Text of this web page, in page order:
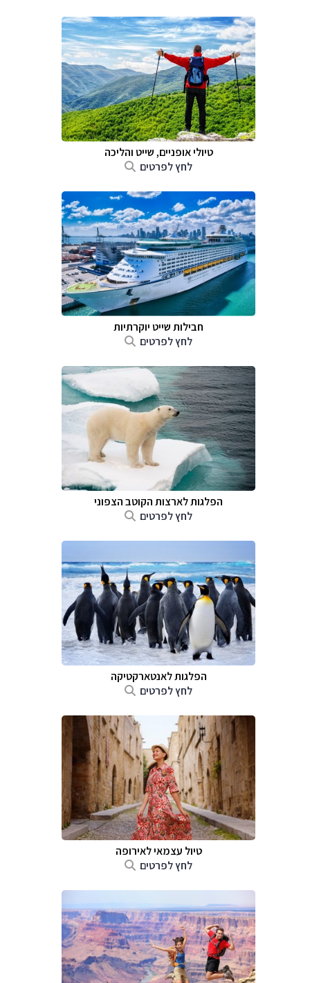
טיולי אופניים, שייט והליכה
לחץ לפרטים
חבילות שייט יוקרתיות
לחץ לפרטים
הפלגות לארצות הקוטב הצפוני
לחץ לפרטים
הפלגות לאנטארקטיקה
לחץ לפרטים
טיול עצמאי לאירופה
לחץ לפרטים